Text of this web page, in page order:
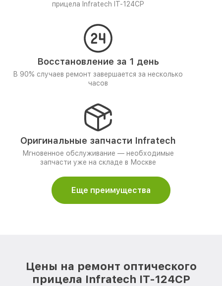
прицела Infratech IT-124CP
Восстановление за 1 день
В 90% случаев ремонт завершается за несколько
часов
Оригинальные запчасти Infratech
Мгновенное обслуживание — необходимые
запчасти уже на складе в Москве
Еще преимущества
Цены на ремонт оптического
прицела Infratech IT-124CP